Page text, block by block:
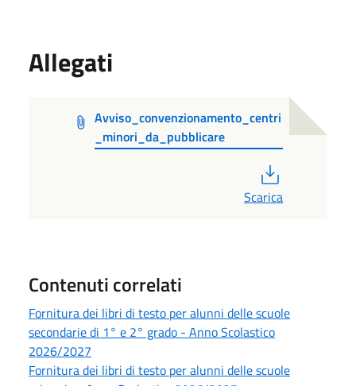
Allegati
Avviso_convenzionamento_centri
_minori_da_pubblicare
Scarica
Contenuti correlati
Fornitura dei libri di testo per alunni delle scuole
secondarie di 1° e 2° grado - Anno Scolastico
2026/2027
Fornitura dei libri di testo per alunni delle scuole